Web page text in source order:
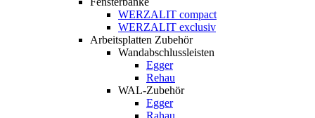
WERZALIT compact
WERZALIT exclusiv
Arbeitsplatten Zubehör
Wandabschlussleisten
Egger
Rehau
WAL-Zubehör
Egger